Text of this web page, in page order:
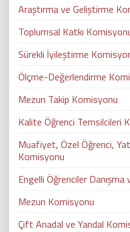
Araştırma ve Geliştirme
Toplumsal Katkı
Sürekli İyileştirme
Ölçme-Değerlendirme
Mezun Takip Komisyonu
Kalite Öğrenci Temsilcileri
Muafiyet, Özel Öğrenci,
Komisyonu
Engelli Öğrenciler
Mezun Komisyonu
Çift Anadal ve Yandal